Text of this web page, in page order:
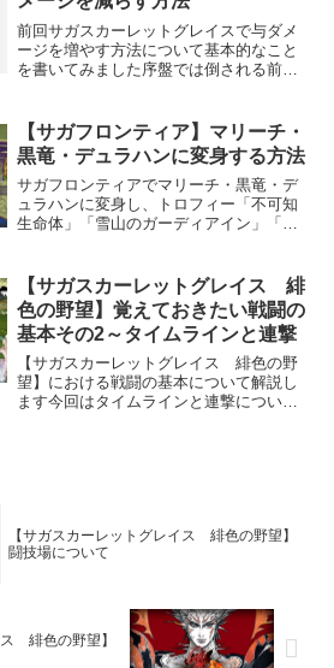
前回サガスカーレットグレイスで与ダメ
ージを増やす方法について基本的なこと
を書いてみました序盤では倒される前に
つくなってきてしまいますですので、今
回は如何にして受けるダメ...
【サガフロンティア】マリーチ・
黒竜・デュラハンに変身する方法
サガフロンティアでマリーチ・黒竜・デ
ュラハンに変身し、トロフィー「不可知
生命体」「雪山のガーディアイン」「不
本的な考え方についてはこちらの記事を
参照してください
【サガスカーレットグレイス 緋
色の野望】覚えておきたい戦闘の
基本その2～タイムラインと連撃
【サガスカーレットグレイス 緋色の野
望】における戦闘の基本について解説し
ます今回はタイムラインと連撃について
【サガスカーレットグレイス 緋色の野望】
闘技場について
緋色の野望】